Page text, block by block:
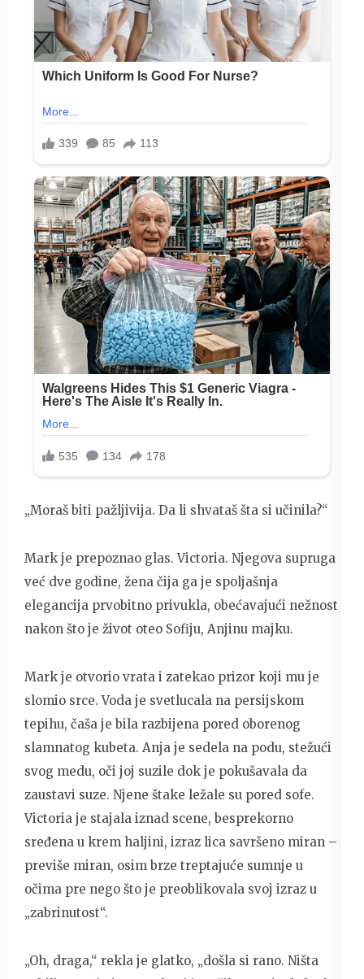
„Moraš biti pažljivija. Da li shvataš šta si učinila?“
Mark je prepoznao glas. Victoria. Njegova supruga
već dve godine, žena čija ga je spoljašnja
elegancija prvobitno privukla, obećavajući nežnost
nakon što je život oteo Sofiju, Anjinu majku.
Mark je otvorio vrata i zatekao prizor koji mu je
slomio srce. Voda je svetlucala na persijskom
tepihu, čaša je bila razbijena pored oborenog
slamnatog kubeta. Anja je sedela na podu, stežući
svog medu, oči joj suzile dok je pokušavala da
zaustavi suze. Njene štake ležale su pored sofe.
Victoria je stajala iznad scene, besprekorno
sređena u krem haljini, izraz lica savršeno miran –
previše miran, osim brze treptajuće sumnje u
očima pre nego što je preoblikovala svoj izraz u
„zabrinutost“.
„Oh, draga,“ rekla je glatko, „došla si rano. Ništa